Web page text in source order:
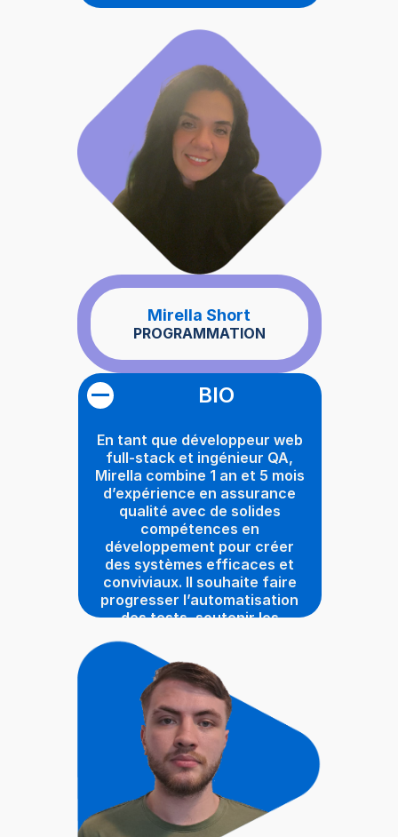
Mirella Short
PROGRAMMATION
BIO
En tant que développeur web
full-stack et ingénieur QA,
Mirella combine 1 an et 5 mois
d’expérience en assurance
qualité avec de solides
compétences en
développement pour créer
des systèmes efficaces et
conviviaux. Il souhaite faire
progresser l’automatisation
des tests, soutenir les
gérer les risques par une
amélioration continue.